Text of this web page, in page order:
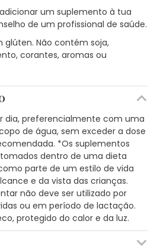
um suplemento à tua
de um profissional de saúde.
glúten. Não contém soja,
corantes, aromas ou
dia, preferencialmente com uma
de água, sem exceder a dose
*Os suplementos
dentro de uma dieta
parte de um estilo de vida
e da vista das crianças.
não deve ser utilizado por
ou em período de lactação.
protegido do calor e da luz.